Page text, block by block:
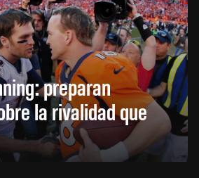
preparan
la rivalidad que